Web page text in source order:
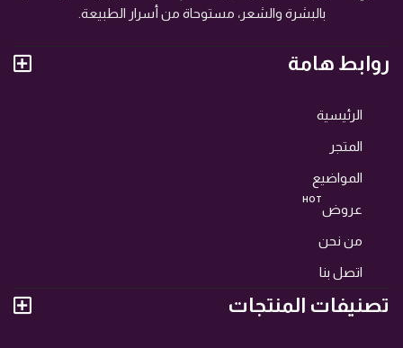
بالبشرة والشعر، مستوحاة من أسرار الطبيعة.
روابط هامة
الرئيسية
المتجر
المواضيع
عروض
HOT
من نحن
اتصل بنا
تصنيفات المنتجات